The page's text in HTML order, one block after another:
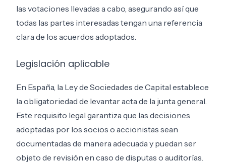
las votaciones llevadas a cabo, asegurando así que
todas las partes interesadas tengan una referencia
clara de los acuerdos adoptados.
Legislación aplicable
En España, la Ley de Sociedades de Capital establece
la obligatoriedad de levantar acta de la junta general.
Este requisito legal garantiza que las decisiones
adoptadas por los socios o accionistas sean
documentadas de manera adecuada y puedan ser
objeto de revisión en caso de disputas o auditorías.